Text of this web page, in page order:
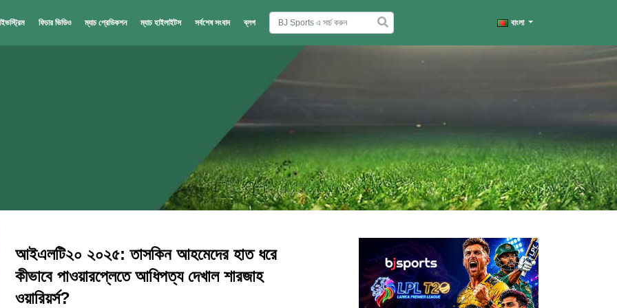
ফিচার ভিডিও ম্যাচ প্রেডিকশন ম্যাচ হাইলাইটস সর্বশেষ সংবাদ ব্লগ বাংলা
আইএলটি২০ ২০২৫: তাসকিন আহমেদের হাত ধরে
কীভাবে পাওয়ারপ্লেতে আধিপত্য দেখাল শারজাহ
ওয়ারিয়র্স?